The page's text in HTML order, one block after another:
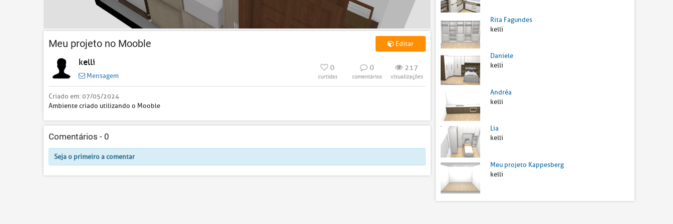
Meu projeto no Mooble Editar
kelli
Mensagem
0
curtidas
0
comentários
217
visualizações
Criado em:07/05/2024
Ambiente criado utilizando o Mooble
Comentários - 0
Seja o primeiro a comentar
Rita Fagundes
kelli
Daniele
kelli
Andréa
kelli
Lia
kelli
Meu projeto Kappesberg
kelli